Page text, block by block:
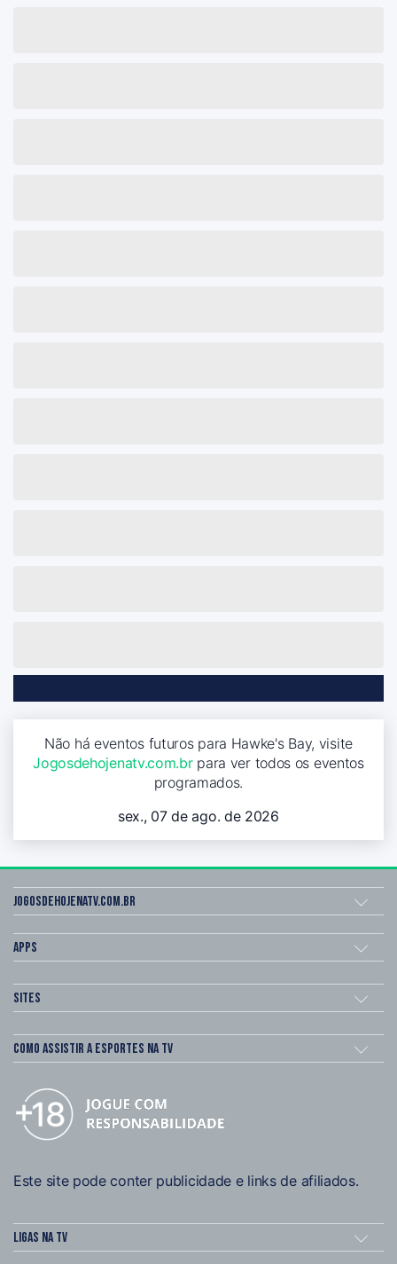
Não há eventos futuros para Hawke's Bay, visite
Jogosdehojenatv.com.brpara ver todos os eventos
programados.
sex., 07 de ago. de 2026
Jogosdehojenatv.com.br
Apps
Sites
Como assistir a esportes na TV
Este site pode conter publicidade e links de afiliados.
Ligas na TV